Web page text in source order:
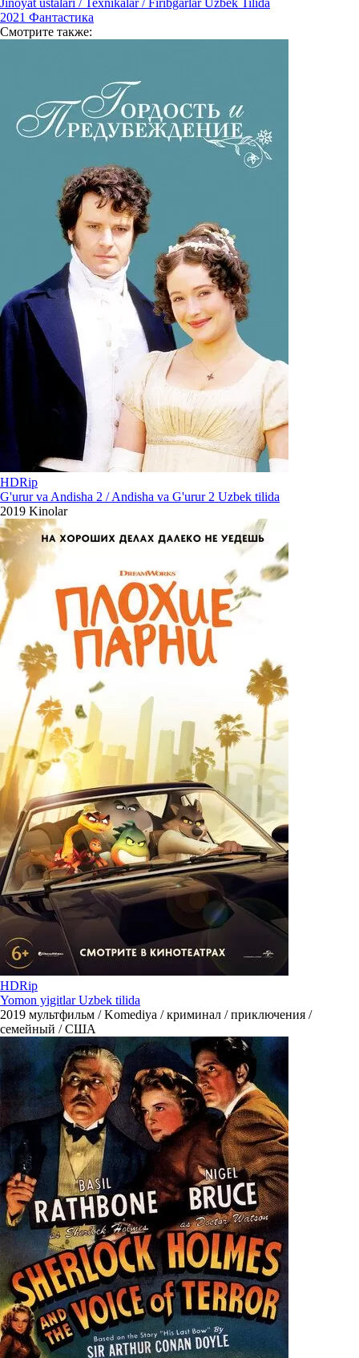
Jinoyat ustalari / Texnikalar / Firibgarlar Uzbek Tilida
2021 Фантастика
Смотрите также:
HDRip
G'urur va Andisha 2 / Andisha va G'urur 2 Uzbek tilida
2019 Kinolar
HDRip
Yomon yigitlar Uzbek tilida
2019 мультфильм / Komediya / криминал / приключения /
семейный / США